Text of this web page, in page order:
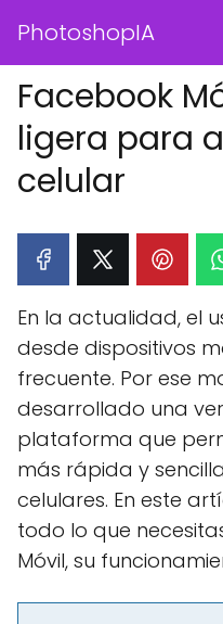
PhotoshopIA
Facebook
ligera para
celular
En la actualidad, el
desde dispositivos
frecuente. Por ese
desarrollado una
plataforma que
más rápida y
celulares. En este
todo lo que
Móvil, su